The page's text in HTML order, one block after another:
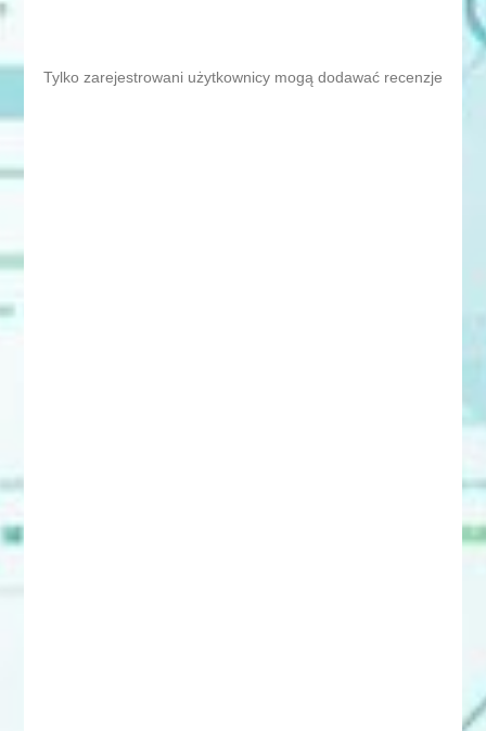
Tylko zarejestrowani użytkownicy mogą dodawać recenzje